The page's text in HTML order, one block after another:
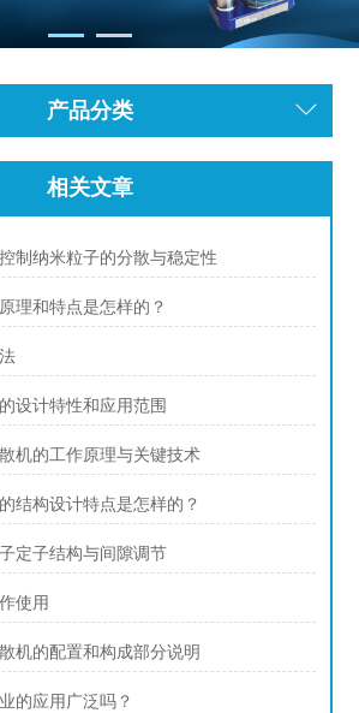
产品分类
相关文章
制纳米粒子的分散与稳定性
理和特点是怎样的？
设计特性和应用范围
机的工作原理与关键技术
结构设计特点是怎样的？
定子结构与间隙调节
使用
机的配置和构成部分说明
的应用广泛吗？